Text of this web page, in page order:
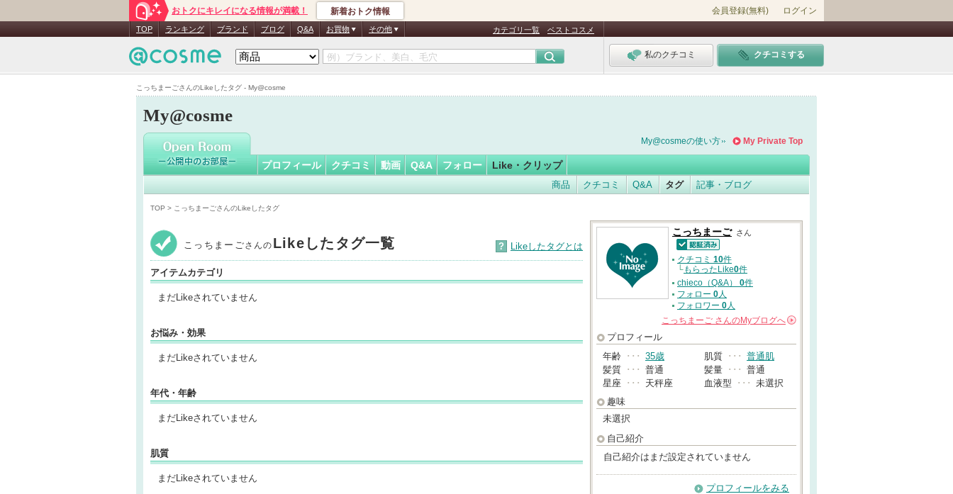
こっちまーごさんのLikeしたタグ - My@cosme
おトクにキレイになる情報が満載！ 新着おトク情報 会員登録(無料) ログイン
TOP ランキング ブランド ブログ Q&A お買物 その他 カテゴリ一覧 ベストコスメ
私のクチコミ クチコミする
My@cosme
こっちまーごさん
認
証
My Private Top
My@cosmeの使い方
プロフィール クチコミ 動画 Q&A フォロー Like・クリップ
商品 クチコミ Q&A タグ 記事・ブログ
TOP > こっちまーごさんのLikeしたタグ
こっちまーごさんの Likeしたタグ一覧 ? Likeしたタグとは
アイテムカテゴリ
まだLikeされていません
お悩み・効果
まだLikeされていません
年代・年齢
まだLikeされていません
肌質
まだLikeされていません
こっちまーご さん
認証済
クチコミ 10件
└もらったLike0件
chieco（Q&A） 0件
フォロー 0人
フォロワー 0人
こっちまーご さんのMyブログへ
プロフィール
年齢 ･･･ 35歳 肌質 ･･･ 普通肌
髪質 ･･･ 普通 髪量 ･･･ 普通
星座 ･･･ 天秤座 血液型 ･･･ 未選択
趣味
未選択
自己紹介
自己紹介はまだ設定されていません
プロフィールをみる